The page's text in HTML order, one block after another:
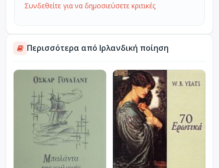
Συνδεθείτε για να δημοσιεύσετε κριτικές
Περισσότερα από Ιρλανδική ποίηση